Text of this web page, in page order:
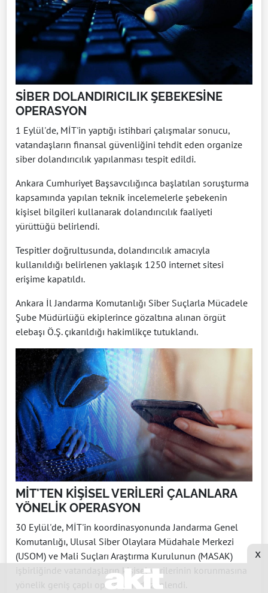
SİBER DOLANDIRICILIK ŞEBEKESİNE
OPERASYON
1 Eylül'de, MİT'in yaptığı istihbari çalışmalar sonucu,
vatandaşların finansal güvenliğini tehdit eden organize
siber dolandırıcılık yapılanması tespit edildi.
Ankara Cumhuriyet Başsavcılığınca başlatılan soruşturma
kapsamında yapılan teknik incelemelerle şebekenin
kişisel bilgileri kullanarak dolandırıcılık faaliyeti
yürüttüğü belirlendi.
Tespitler doğrultusunda, dolandırıcılık amacıyla
kullanıldığı belirlenen yaklaşık 1250 internet sitesi
erişime kapatıldı.
Ankara İl Jandarma Komutanlığı Siber Suçlarla Mücadele
Şube Müdürlüğü ekiplerince gözaltına alınan örgüt
elebaşı Ö.Ş. çıkarıldığı hakimlikçe tutuklandı.
MİT'TEN KİŞİSEL VERİLERİ ÇALANLARA
YÖNELİK OPERASYON
30 Eylül'de, MİT'in koordinasyonunda Jandarma Genel
Komutanlığı, Ulusal Siber Olaylara Müdahale Merkezi
(USOM) ve Mali Suçları Araştırma Kurulunun (MASAK)
işbirliğinde vatandaşların kişisel verilerinin korunmasına
yönelik geniş çaplı operasyon düzenlendi.
x